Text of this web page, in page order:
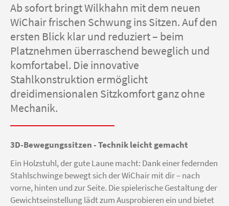
Ab sofort bringt Wilkhahn mit dem neuen
WiChair frischen Schwung ins Sitzen. Auf den
ersten Blick klar und reduziert – beim
Platznehmen überraschend beweglich und
komfortabel. Die innovative
Stahlkonstruktion ermöglicht
dreidimensionalen Sitzkomfort ganz ohne
Mechanik.
3D-Bewegungssitzen - Technik leicht gemacht
Ein Holzstuhl, der gute Laune macht: Dank einer federnden
Stahlschwinge bewegt sich der WiChair mit dir – nach
vorne, hinten und zur Seite. Die spielerische Gestaltung der
Gewichtseinstellung lädt zum Ausprobieren ein und bietet